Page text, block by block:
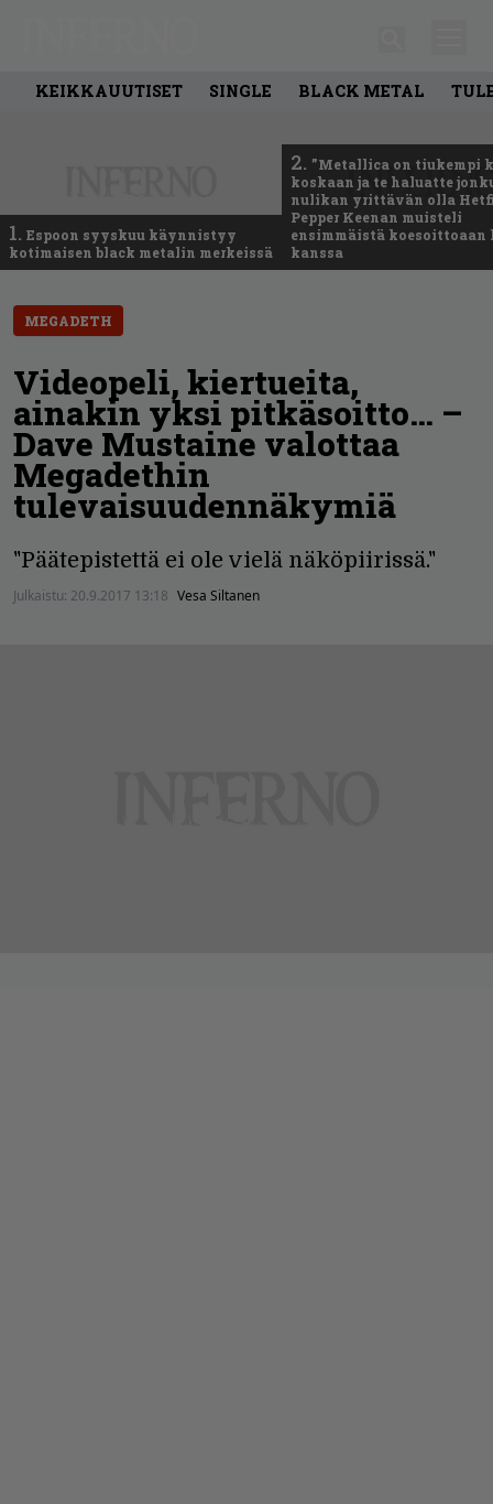
KEIKKAUUTISET SINGLE BLACK METAL
1. Espoon syyskuu käynnistyy
kotimaisen black metalin merkeissä
2. ”Metallica on tiukempi
koskaan ja te haluatte
nulikan yrittävän olla
Pepper Keenan muisteli
ensimmäistä
kanssa
MEGADETH
Videopeli, kiertueita,
ainakin yksi pitkäsoitto… –
Dave Mustaine valottaa
Megadethin
tulevaisuudennäkymiä
"Päätepistettä ei ole vielä näköpiirissä."
Julkaistu: 20.9.2017 13:18 Vesa Siltanen